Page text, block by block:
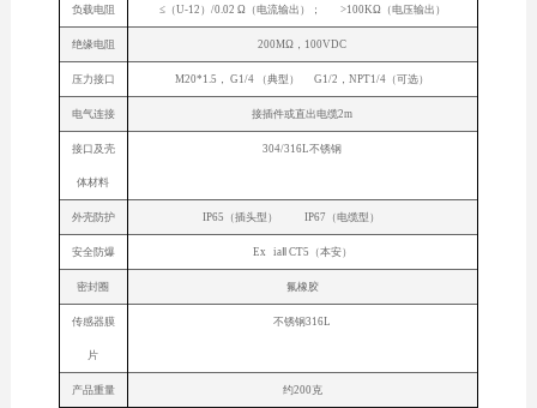
负载电阻 ≤（U-12）/0.02 Ω（电流输出）； >100KΩ（电压输出）
绝缘电阻 200MΩ，100VDC
压力接口 M20*1.5， G1/4 （典型） G1/2，NPT1/4（可选）
电气连接 接插件或直出电缆2m
接口及壳
体材料
304/316L不锈钢
外壳防护 IP65（插头型） IP67（电缆型）
安全防爆 Ex iaⅡ CT5（本安）
密封圈 氟橡胶
传感器膜
片
不锈钢316L
产品重量 约200克